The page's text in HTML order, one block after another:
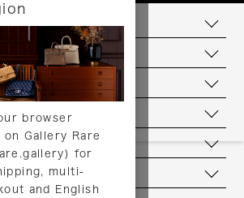
browser
on Gallery Rare
for
multi-
and English